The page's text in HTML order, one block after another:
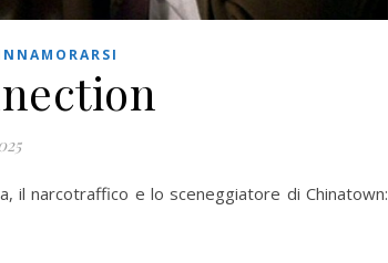
il narcotraffico e lo sceneggiatore di Chinatown: